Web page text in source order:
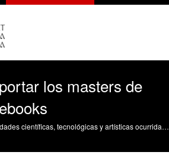
los masters de
Divulgación de las actividades científicas, tecnológicas y artísticas ocurridas en los tres campus de la UPV